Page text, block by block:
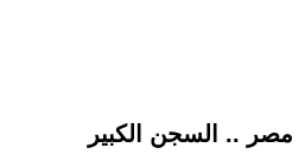
مصر .. السجن الكبير